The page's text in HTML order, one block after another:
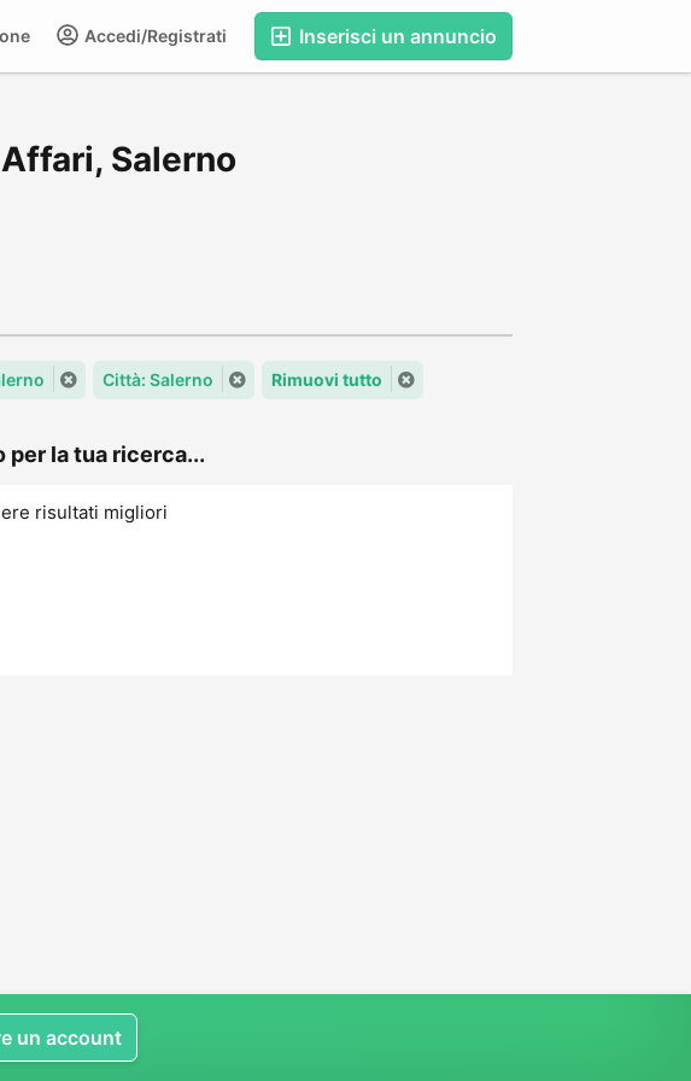
Inserisci un annuncio
Accedi/Registrati
Salerno
Città: Salerno Rimuovi tutto
per la tua ricerca...
risultati migliori
un account